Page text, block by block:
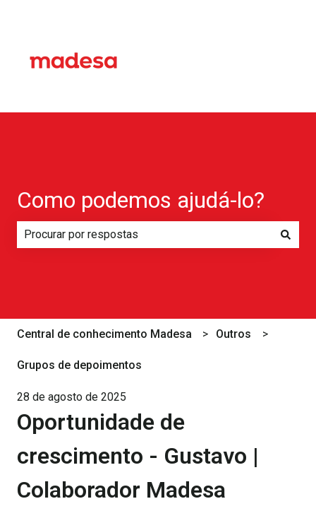
Como podemos ajudá-lo?
Central de conhecimento Madesa Outros
Grupos de depoimentos
28 de agosto de 2025
Oportunidade de
crescimento - Gustavo |
Colaborador Madesa